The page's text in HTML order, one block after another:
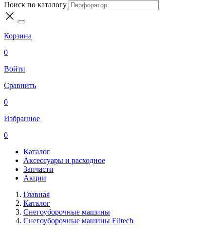
Поиск по каталогу
Корзина
0
Войти
Сравнить
0
Избранное
0
Каталог
Аксессуары и расходное
Запчасти
Акции
Главная
Каталог
Снегоуборочные машины
Снегоуборочные машины Elitech